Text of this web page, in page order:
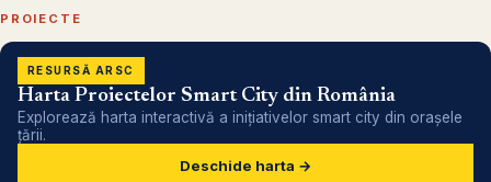
PROIECTE
RESURSĂ ARSC
Harta Proiectelor Smart City din România
Explorează harta interactivă a inițiativelor smart city din orașele
țării.
Deschide harta →